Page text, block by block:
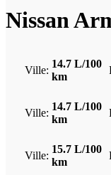
Nissan
Ville:
14.7 L/100
km
Ville:
14.7 L/100
km
Ville:
15.7 L/100
km